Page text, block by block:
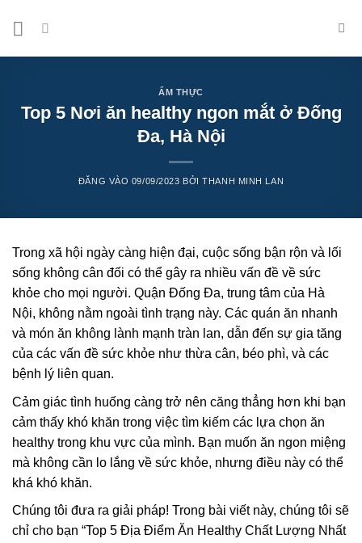
ẨM THỰC
Top 5 Nơi ăn healthy ngon mắt ở Đống
Đa, Hà Nội
ĐĂNG VÀO 09/09/2023 BỞITHANH MINH LAN
Trong xã hội ngày càng hiện đại, cuộc sống bận rộn và lối
sống không cân đối có thể gây ra nhiều vấn đề về sức
khỏe cho mọi người. Quận Đống Đa, trung tâm của Hà
Nội, không nằm ngoài tình trạng này. Các quán ăn nhanh
và món ăn không lành mạnh tràn lan, dẫn đến sự gia tăng
của các vấn đề sức khỏe như thừa cân, béo phì, và các
bệnh lý liên quan.
Cảm giác tình huống càng trở nên căng thẳng hơn khi bạn
cảm thấy khó khăn trong việc tìm kiếm các lựa chọn ăn
healthy trong khu vực của mình. Bạn muốn ăn ngon miệng
mà không cần lo lắng về sức khỏe, nhưng điều này có thể
khá khó khăn.
Chúng tôi đưa ra giải pháp! Trong bài viết này, chúng tôi sẽ
chỉ cho bạn “Top 5 Địa Điểm Ăn Healthy Chất Lượng Nhất